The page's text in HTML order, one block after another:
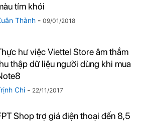
tím khói
Thành - 09/01/2018
hư việc Viettel Store âm thầm
thập dữ liệu người dùng khi mua
Chi - 22/11/2017
Shop trợ giá điện thoại đến 8,5